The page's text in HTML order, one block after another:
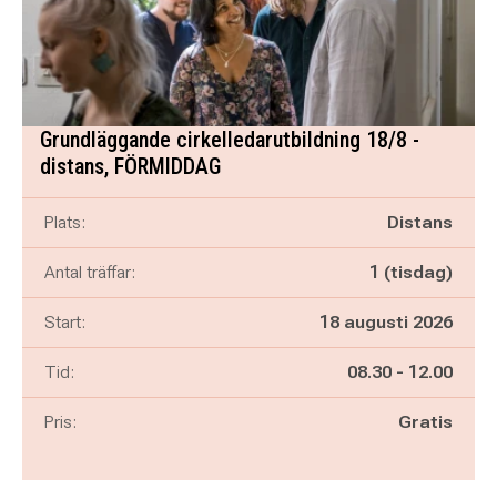
Grundläggande cirkelledarutbildning 18/8 -
distans, FÖRMIDDAG
Plats: Distans
Antal träffar: 1 (tisdag)
Start: 18 augusti 2026
Tid: Pågår mellan
08.30 - och
12.00
Pris: Gratis